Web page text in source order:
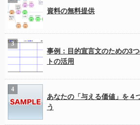
資料の無料提供
事例：目的宣言文のための3
トの活用
あなたの「与える価値」を４
う